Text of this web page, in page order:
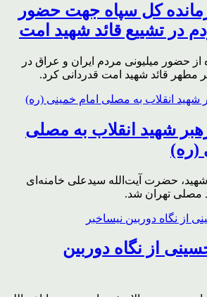
کل سپاه جهت حضور
در تشییع قائد شهید امت
از حضور میلیونی مردم ایران و عراق در
مطهر قائد شهید امت قدردانی کرد.
شهید انقلاب به مصلی
(ره)
حضرت آیت‌الله سیدعلی خامنه‌ای
مصلی تهران شد.
از نگاه دوربین